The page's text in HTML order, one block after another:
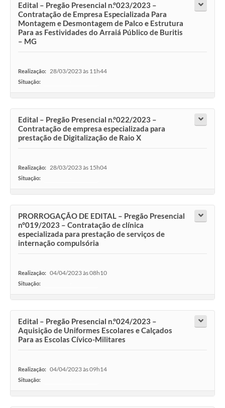
Edital – Pregão Presencial n.°023/2023 –
Contratação de Empresa Especializada Para
Montagem e Desmontagem de Palco e Estrutura
Para as Festividades do Arraiá Público de Buritis
– MG
Realização: 28/03/2023 às 11h44
Situação:
Edital – Pregão Presencial n.°022/2023 –
Contratação de empresa especializada para
prestação de Digitalização de Raio X
Realização: 28/03/2023 às 15h04
Situação:
PRORROGAÇÃO DE EDITAL – Pregão Presencial
n°019/2023 – Contratação de clínica
especializada para prestação de serviços de
internação compulsória
Realização: 04/04/2023 às 08h10
Situação:
Edital – Pregão Presencial n.°024/2023 –
Aquisição de Uniformes Escolares e Calçados
Para as Escolas Cívico-Militares
Realização: 04/04/2023 às 09h14
Situação: